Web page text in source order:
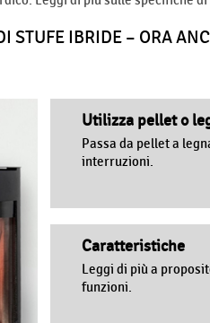
STUFE IBRIDE – ORA
Utilizza pellet o
Passa da pellet a
interruzioni.
Caratteristiche
Leggi di più a
funzioni.